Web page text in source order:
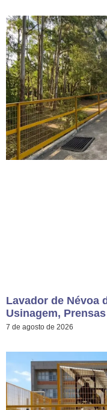
Lavador de Névoa
Usinagem,
7 de agosto de 2026